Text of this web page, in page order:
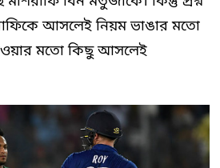
আসলেই নিয়ম ভাঙার মতো
মতো কিছু আসলেই